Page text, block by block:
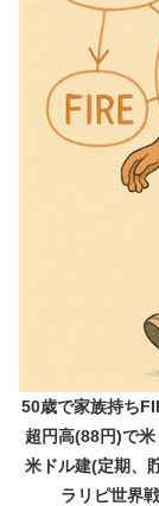
50歳で家族持ち
超円高(88円)で
米ドル建(定期、
ラリピ世界